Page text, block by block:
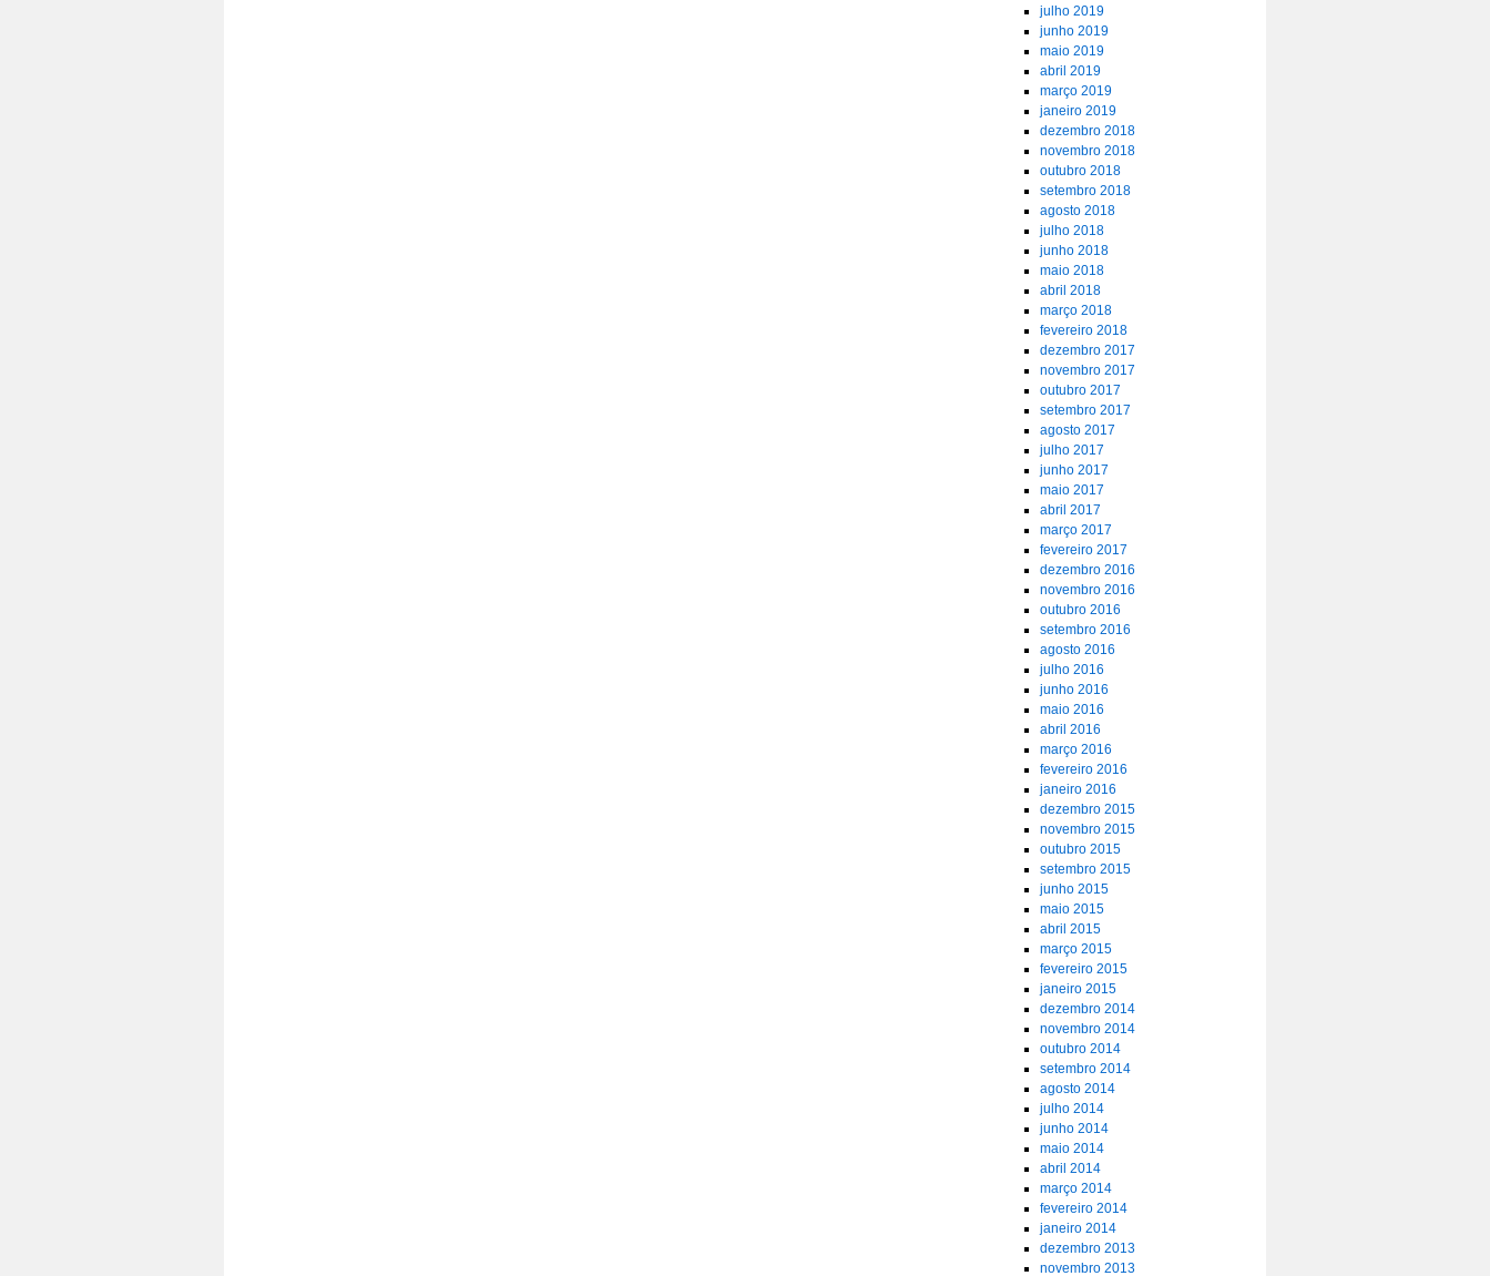
julho 2019
junho 2019
maio 2019
abril 2019
março 2019
janeiro 2019
dezembro 2018
novembro 2018
outubro 2018
setembro 2018
agosto 2018
julho 2018
junho 2018
maio 2018
abril 2018
março 2018
fevereiro 2018
dezembro 2017
novembro 2017
outubro 2017
setembro 2017
agosto 2017
julho 2017
junho 2017
maio 2017
abril 2017
março 2017
fevereiro 2017
dezembro 2016
novembro 2016
outubro 2016
setembro 2016
agosto 2016
julho 2016
junho 2016
maio 2016
abril 2016
março 2016
fevereiro 2016
janeiro 2016
dezembro 2015
novembro 2015
outubro 2015
setembro 2015
junho 2015
maio 2015
abril 2015
março 2015
fevereiro 2015
janeiro 2015
dezembro 2014
novembro 2014
outubro 2014
setembro 2014
agosto 2014
julho 2014
junho 2014
maio 2014
abril 2014
março 2014
fevereiro 2014
janeiro 2014
dezembro 2013
novembro 2013